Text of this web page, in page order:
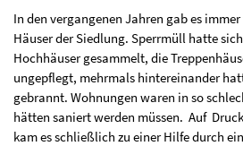
In den vergangenen Jahren gab es
Häuser der Siedlung. Sperrmüll hatte
Hochhäuser gesammelt, die
ungepflegt, mehrmals hintereinander
gebrannt. Wohnungen waren in so
hätten saniert werden müssen. Auf
kam es schließlich zu einer Hilfe durch